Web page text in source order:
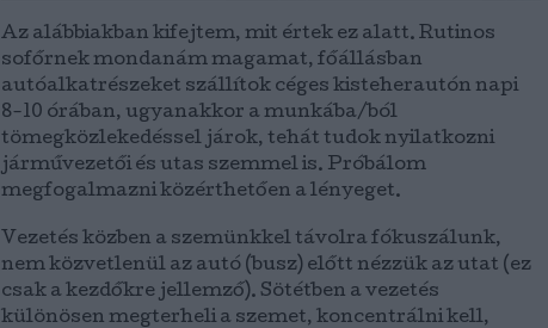
Az alábbiakban kifejtem, mit értek ez alatt. Rutinos
sofőrnek mondanám magamat, főállásban
autóalkatrészeket szállítok céges kisteherautón napi
8-10 órában, ugyanakkor a munkába/ból
tömegközlekedéssel járok, tehát tudok nyilatkozni
járművezetői és utas szemmel is. Próbálom
megfogalmazni közérthetően a lényeget.
Vezetés közben a szemünkkel távolra fókuszálunk,
nem közvetlenül az autó (busz) előtt nézzük az utat (ez
csak a kezdőkre jellemző). Sötétben a vezetés
különösen megterheli a szemet, koncentrálni kell,